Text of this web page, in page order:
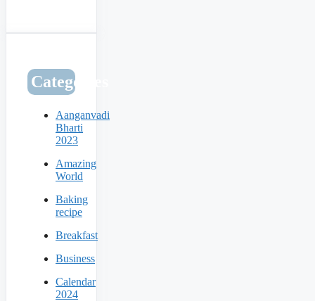
Categories
Aanganvadi
Bharti
2023
Amazing
World
Baking
recipe
Breakfast
Business
Calendar
2024